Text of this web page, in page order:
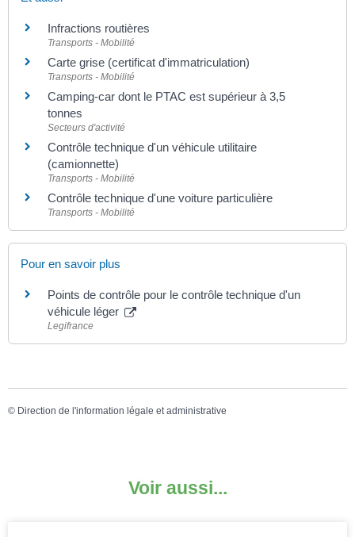
Infractions routières
Transports - Mobilité
Carte grise (certificat d'immatriculation)
Transports - Mobilité
Camping-car dont le PTAC est supérieur à 3,5
tonnes
Secteurs d'activité
Contrôle technique d'un véhicule utilitaire
(camionnette)
Transports - Mobilité
Contrôle technique d'une voiture particulière
Transports - Mobilité
Pour en savoir plus
Points de contrôle pour le contrôle technique d'un
véhicule léger
Legifrance
© Direction de l'information légale et administrative
Voir aussi...